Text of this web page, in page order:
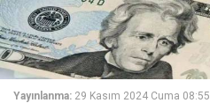
Yayınlanma: 29 Kasım 2024 Cuma 08:55